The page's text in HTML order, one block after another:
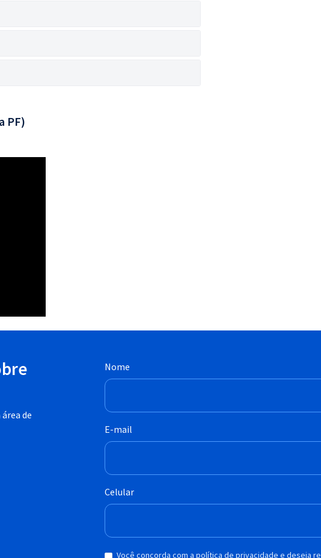
PF)
de
Nome
E-mail
Celular
Você concorda com a política de privacidade e deseja